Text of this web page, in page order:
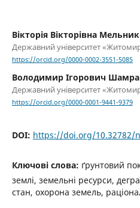
Вікторія Вікторівна
Державний університет
https://orcid.org/0000-0002-3551-5085
Володимир Ігорович
Державний університет
https://orcid.org/0000-0001-9441-9379
DOI: https://doi.org/10.32782/
Ключові слова: ґрунтовий
землі, земельні ресурси,
стан, охорона земель,